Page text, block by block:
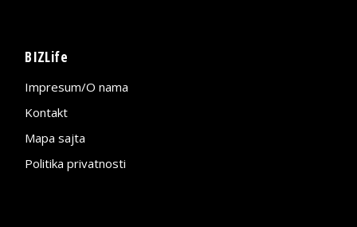
BIZLife
Impresum/O nama
Kontakt
Mapa sajta
Politika privatnosti